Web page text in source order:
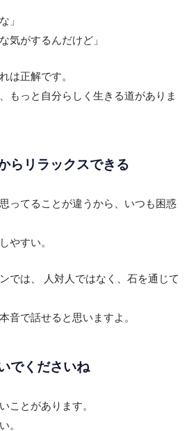
」
気がするんだけど」
は正解です。
もっと自分らしく生きる道がありま
らリラックスできる
ってることが違うから、いつも困惑
やすい。
では、 人対人ではなく、石を通じて
音で話せると思いますよ。
でくださいね
ことがあります。
。